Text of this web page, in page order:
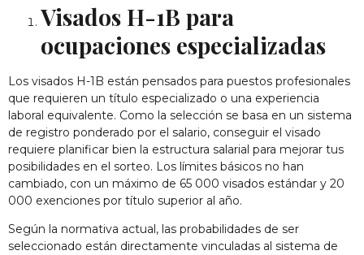
Visados H-1B para
ocupaciones especializadas
Los visados H-1B están pensados para puestos profesionales
que requieren un título especializado o una experiencia
laboral equivalente. Como la selección se basa en un sistema
de registro ponderado por el salario, conseguir el visado
requiere planificar bien la estructura salarial para mejorar tus
posibilidades en el sorteo. Los límites básicos no han
cambiado, con un máximo de 65 000 visados estándar y 20
000 exenciones por título superior al año.
Según la normativa actual, las probabilidades de ser
seleccionado están directamente vinculadas al sistema de